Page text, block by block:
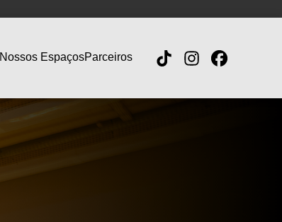
Nossos EspaçosParceiros